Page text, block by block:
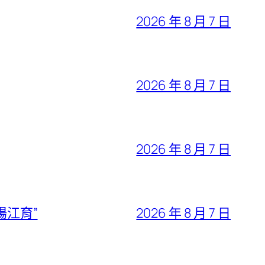
2026 年 8 月 7 日
2026 年 8 月 7 日
2026 年 8 月 7 日
江育” 2026 年 8 月 7 日